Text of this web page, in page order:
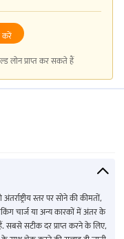
करें
लोन प्राप्त कर सकते हैं
स्तर पर सोने की कीमतों,
चार्ज या अन्य कारकों में अंतर के
सटीक दर प्राप्त करने के लिए,